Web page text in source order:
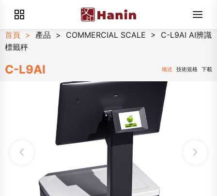
首頁 > 產品 > COMMERCIAL SCALE >
C-L9AI AI辨識
標籤秤
C-L9AI 概述 技術規格 下載